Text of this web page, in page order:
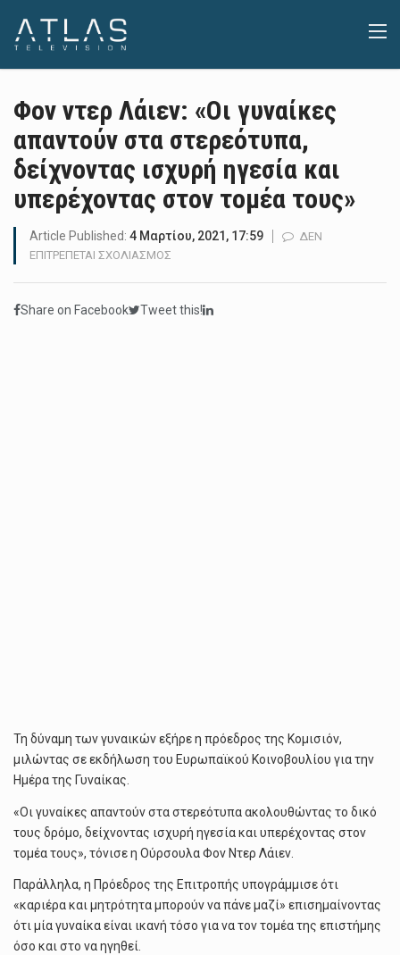
Φον ντερ Λάιεν: «Oι γυναίκες
απαντούν στα στερεότυπα,
δείχνοντας ισχυρή ηγεσία και
υπερέχοντας στον τομέα τους»
Article Published: 4 Μαρτίου, 2021, 17:59
ΔΕΝ
ΕΠΙΤΡΈΠΕΤΑΙ ΣΧΟΛΙΑΣΜΌΣ
ΛΆΙΕΝ:
Share on Facebook Tweet this!
Τη δύναμη των γυναικών εξήρε η πρόεδρος της Κομισιόν,
μιλώντας σε εκδήλωση του Ευρωπαϊκού Κοινοβουλίου για την
Ημέρα της Γυναίκας.
«Oι γυναίκες απαντούν στα στερεότυπα ακολουθώντας το δικό
τους δρόμο, δείχνοντας ισχυρή ηγεσία και υπερέχοντας στον
τομέα τους», τόνισε η Ούρσουλα Φον Ντερ Λάιεν.
Παράλληλα, η Πρόεδρος της Επιτροπής υπογράμμισε ότι
«καριέρα και μητρότητα μπορούν να πάνε μαζί» επισημαίνοντας
ότι μία γυναίκα είναι ικανή τόσο για να τον τομέα της επιστήμης
όσο και στο να ηγηθεί.